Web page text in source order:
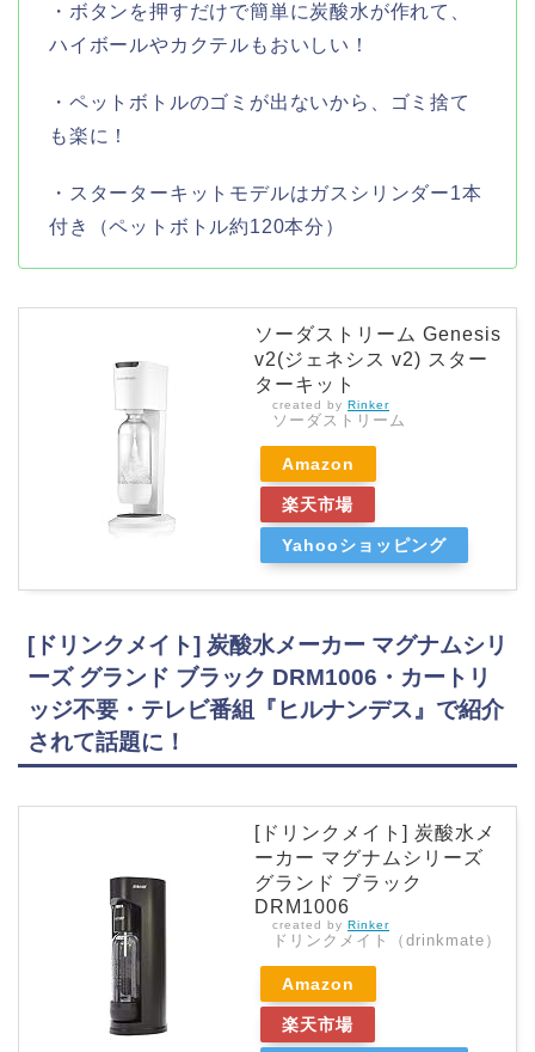
・ボタンを押すだけで簡単に炭酸水が作れて、
ハイボールやカクテルもおいしい！
・ペットボトルのゴミが出ないから、ゴミ捨て
も楽に！
・スターターキットモデルはガスシリンダー1本
付き（ペットボトル約120本分）
ソーダストリーム Genesis
v2(ジェネシス v2) スター
ターキット
created by Rinker
ソーダストリーム
Amazon
楽天市場
Yahooショッピング
[ドリンクメイト] 炭酸水メーカー マグナムシリ
ーズ グランド ブラック DRM1006・カートリ
ッジ不要・テレビ番組『ヒルナンデス』で紹介
されて話題に！
[ドリンクメイト] 炭酸水メ
ーカー マグナムシリーズ
グランド ブラック
DRM1006
created by Rinker
ドリンクメイト（drinkmate）
Amazon
楽天市場